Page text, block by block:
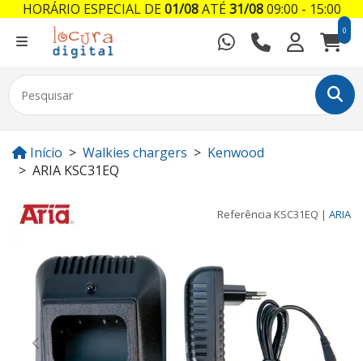
0
Início Walkies chargers
Kenwood
ARIA KSC31EQ
Referência KSC31EQ | ARIA
Previous Next
HORÁRIO ESPECIAL DE01/08ATÉ31/0809:00 - 15:00